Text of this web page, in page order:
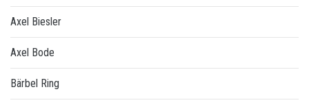
Axel Biesler
Axel Bode
Bärbel Ring